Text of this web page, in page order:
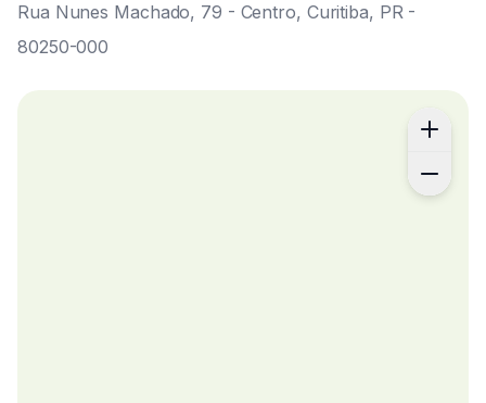
Rua Nunes Machado, 79 - Centro, Curitiba, PR -
80250-000